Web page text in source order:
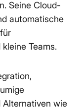
Seine Cloud-
automatische
Teams.
Alternativen wie